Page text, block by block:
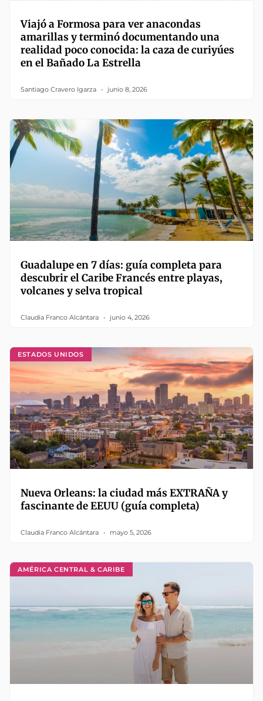
Viajó a Formosa para ver anacondas
amarillas y terminó documentando una
realidad poco conocida: la caza de curiyúes
en el Bañado La Estrella
Santiago Cravero Igarza junio 8, 2026
Guadalupe en 7 días: guía completa para
descubrir el Caribe Francés entre playas,
volcanes y selva tropical
Claudia Franco Alcántara junio 4, 2026
ESTADOS UNIDOS
Nueva Orleans: la ciudad más EXTRAÑA y
fascinante de EEUU (guía completa)
Claudia Franco Alcántara mayo 5, 2026
AMÉRICA CENTRAL & CARIBE